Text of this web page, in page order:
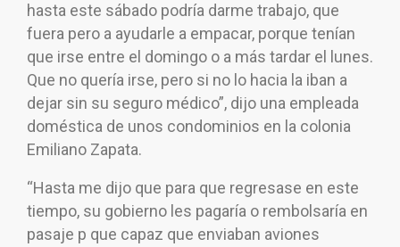
hasta este sábado podría darme trabajo, que
fuera pero a ayudarle a empacar, porque tenían
que irse entre el domingo o a más tardar el lunes.
Que no quería irse, pero si no lo hacia la iban a
dejar sin su seguro médico”, dijo una empleada
doméstica de unos condominios en la colonia
Emiliano Zapata.
“Hasta me dijo que para que regresase en este
tiempo, su gobierno les pagaría o rembolsaría en
pasaje p que capaz que enviaban aviones